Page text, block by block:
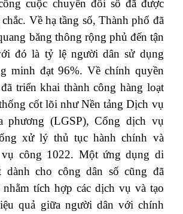
cuộc chuyển đổi số đã được
Về hạ tầng số, Thành phố đã
băng thông rộng phủ đến tận
đó là tỷ lệ người dân sử dụng
minh đạt 96%. Về chính quyền
triển khai thành công hàng loạt
cốt lõi như Nền tảng Dịch vụ
phương (LGSP), Cổng dịch vụ
xử lý thủ tục hành chính và
công 1022. Một ứng dụng di
dành cho công dân số cũng đã
tích hợp các dịch vụ và tạo
quả giữa người dân với chính